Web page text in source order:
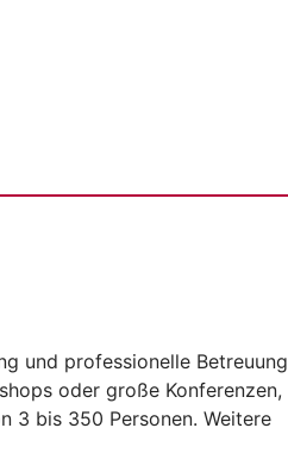
und professionelle Betreuung
oder große Konferenzen,
3 bis 350 Personen. Weitere